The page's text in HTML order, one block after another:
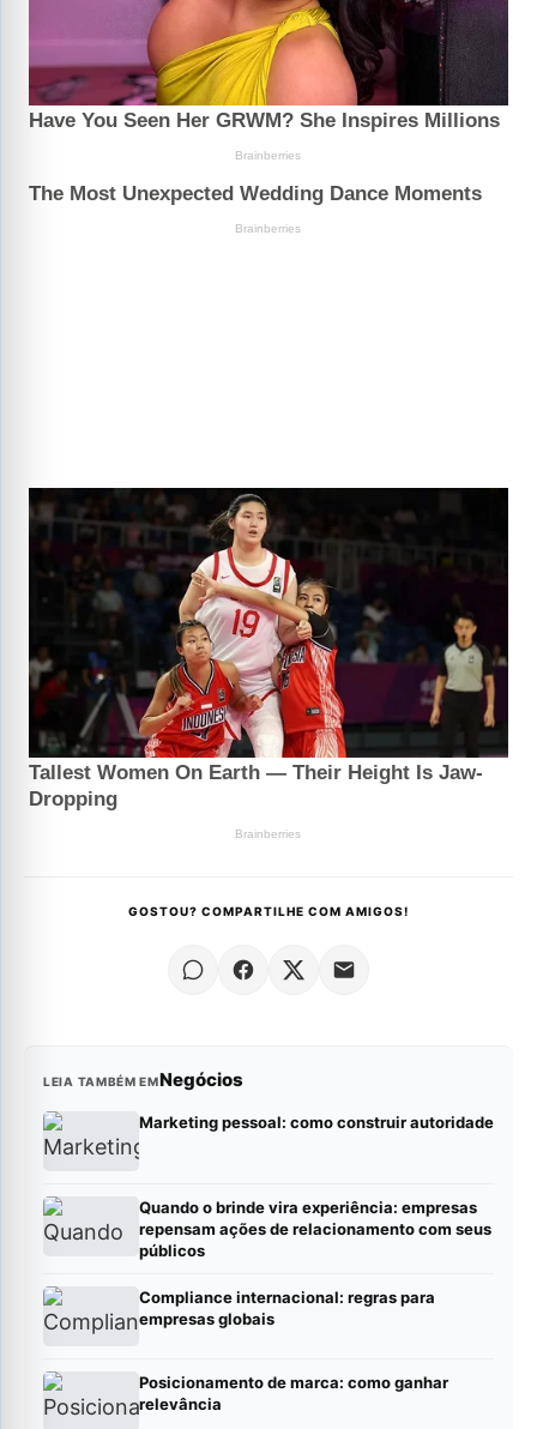
GOSTOU? COMPARTILHE COM AMIGOS!
LEIA TAMBÉM EMNegócios
Marketing pessoal: como construir autoridade
Quando o brinde vira experiência: empresas
repensam ações de relacionamento com seus
públicos
Compliance internacional: regras para
empresas globais
Posicionamento de marca: como ganhar
relevância